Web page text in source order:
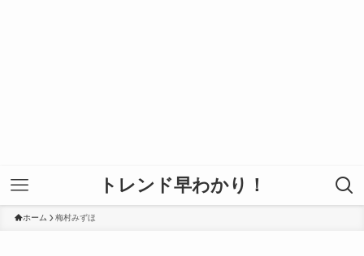
トレンド早わかり！
ホーム 梅村みずほ